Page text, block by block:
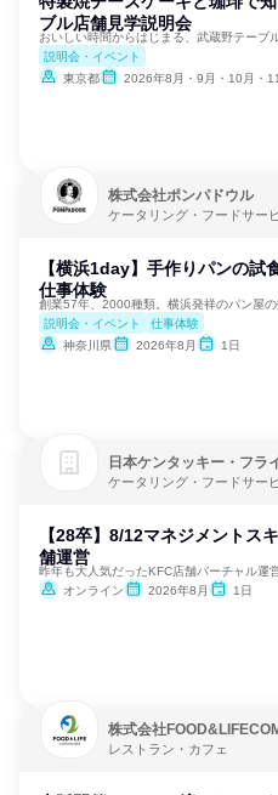
ブル店舗見学説明会
おいしい時間からはじまる、武蔵野テーブ
説明会・イベント
東京都
2026年8月・9月・10月・
株式会社ポンパドウル
ケータリング・フードサー
【横浜1day】手作りパンの試
仕事体験
創業57年、2000種類。横浜発祥のパン屋
説明会・イベント
仕事体験
神奈川県
2026年8月 1日
日本ケンタッキー・フラ
ケータリング・フードサー
【28卒】8/12マネジメントス
舗運営
昨年も大人気だったKFC店舗バーチャル運
オンライン
2026年8月 1日
株式会社
レストラン・カフェ